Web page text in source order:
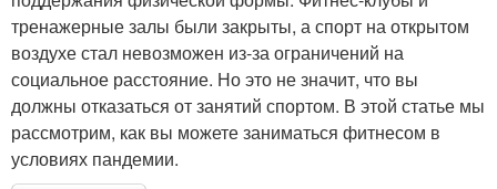
тренажерные залы были закрыты, а спорт на открытом
воздухе стал невозможен из-за ограничений на
социальное расстояние. Но это не значит, что вы
должны отказаться от занятий спортом. В этой статье мы
рассмотрим, как вы можете заниматься фитнесом в
условиях пандемии.